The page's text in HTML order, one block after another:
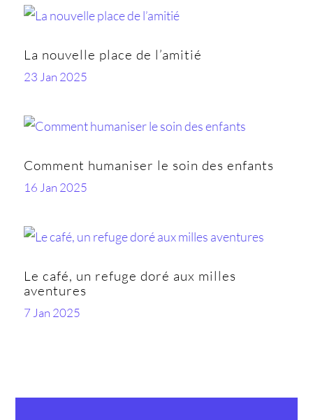
La nouvelle place de l’amitié
23 Jan 2025
Comment humaniser le soin des enfants
16 Jan 2025
Le café, un refuge doré aux milles
aventures
7 Jan 2025